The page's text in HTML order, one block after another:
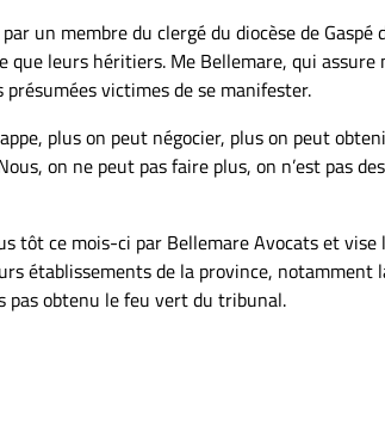
un membre du clergé du diocèse de Gaspé
leurs héritiers. Me Bellemare, qui assure
victimes de se manifester.
plus on peut négocier, plus on peut
on ne peut pas faire plus, on n’est pas
tôt ce mois-ci par Bellemare Avocats et vise
établissements de la province, notamment
pas obtenu le feu vert du tribunal.